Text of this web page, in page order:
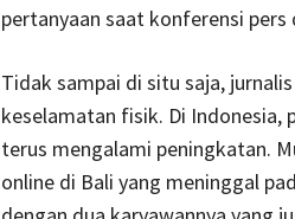
pertanyaan saat konferensi
Tidak sampai di situ saja,
keselamatan fisik. Di Indonesia,
terus mengalami peningkatan.
online di Bali yang meninggal